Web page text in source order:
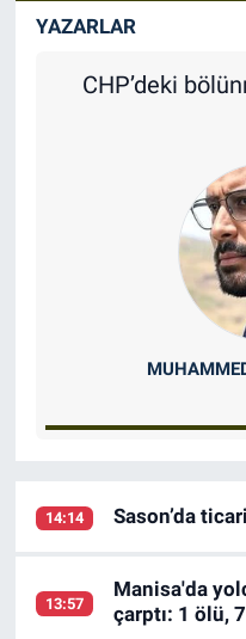
YAZARLAR
Ortadoğu:
14:14 Sason’da
13:57
Manisa'da
çarptı: 1 ölü,